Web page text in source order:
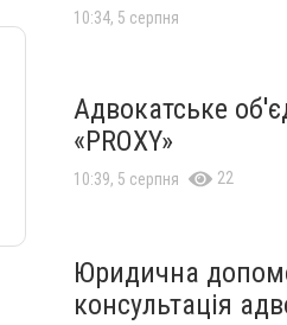
10:34, 5 серпня
Адвокатське
«PROXY»
10:39, 5 серпня 22
Юридична
консультація